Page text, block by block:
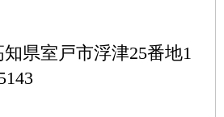
県室戸市浮津25番地1